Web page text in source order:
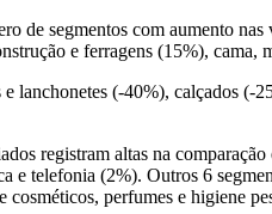
de segmentos com aumento
e ferragens (15%), cama,
lanchonetes (-40%), calçados
registram altas na
e telefonia (2%). Outros 6
perfumes e higiene